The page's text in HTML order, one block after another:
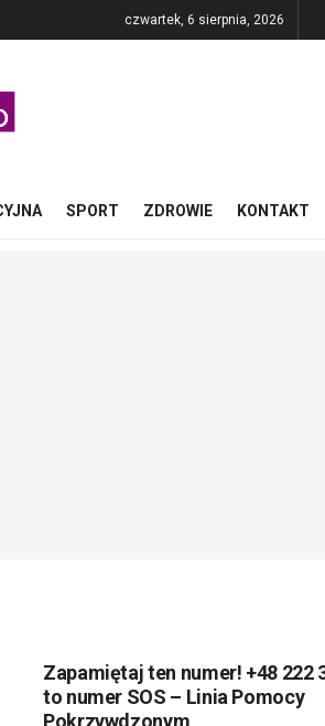
czwartek, 6 sierpnia, 2026
SPORT ZDROWIE KONTAKT
Zapamiętaj ten numer! +48 222
to numer SOS – Linia Pomocy
Pokrzywdzonym